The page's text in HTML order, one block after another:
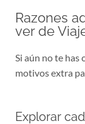
Razones
ver de
Si aún no te has
motivos extra
Explorar